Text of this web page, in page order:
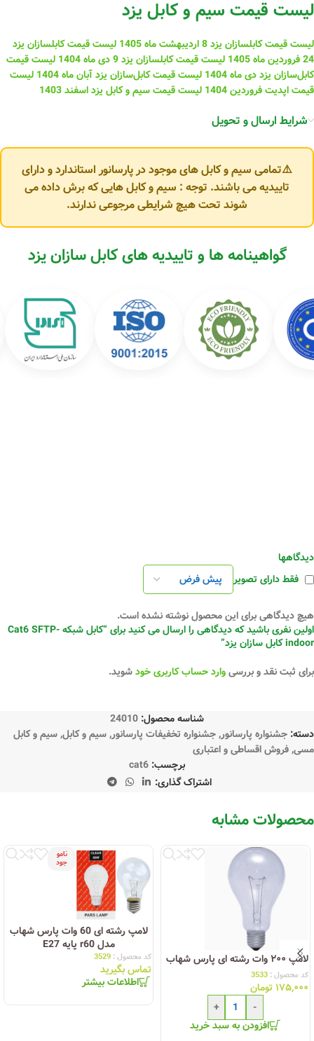
لیست قیمت سیم و کابل یزد
لیست قیمت کابلسازان یزد 8 اردیبهشت ماه 1405
لیست قیمت کابلسازان یزد
24 فروردین ماه 1405
لیست قیمت کابلسازان یزد 9 دی ماه 1404
لیست قیمت
کابل‌سازان یزد دی ماه 1404
لیست قیمت کابل‌سازان یزد آبان ماه 1404
لیست
قیمت اپدیت فروردین 1404
لیست قیمت سیم و کابل یزد اسفند 1403
شرایط ارسال و تحویل
⚠️تمامی سیم و کابل های موجود در پارسانور استاندارد و دارای
تاییدیه می باشند. توجه : سیم و کابل هایی که برش داده می
شوند تحت هیچ شرایطی مرجوعی ندارند.
گواهینامه ها و تاییدیه های کابل سازان یزد
دیدگاهها
فقط دارای تصویر
هیچ دیدگاهی برای این محصول نوشته نشده است.
اولین نفری باشید که دیدگاهی را ارسال می کنید برای “کابل شبکه Cat6 SFTP-
indoor کابل سازان یزد”
برای ثبت نقد و بررسیوارد حساب کاربری خودشوید.
شناسه محصول: 24010
دسته: جشنواره پارسانور,جشنواره تخفیفات پارسانور,سیم و کابل,سیم و کابل
مسی,فروش اقساطی و اعتباری
برچسب: cat6
اشتراک گذاری:
محصولات مشابه
لامپ ۲۰۰ وات رشته ای پارس شهاب
کد محصول : 3533
۱۷۵,۰۰۰ تومان
-
+
افزودن به سبد خرید
نامو
جود
لامپ رشته ای 60 وات پارس شهاب
مدل r60 پایه E27
کد محصول : 3529
تماس بگیرید
اطلاعات بیشتر